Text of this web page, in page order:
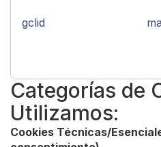
gclid
Categorías de
Utilizamos:
Cookies Técnicas/